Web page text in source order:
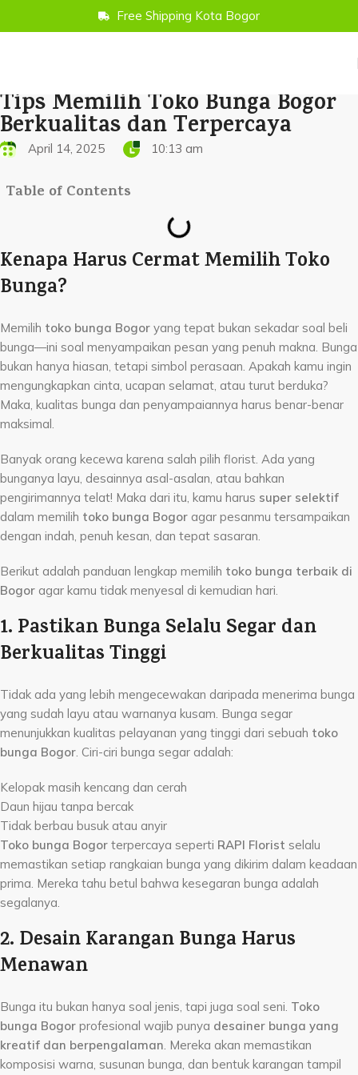
Free Shipping Kota Bogor
Tips Memilih Toko Bunga Bogor
Berkualitas dan Terpercaya
April 14, 2025 10:13 am
Table of Contents
Kenapa Harus Cermat Memilih Toko
Bunga?
Memilih toko bunga Bogor yang tepat bukan sekadar soal beli
bunga—ini soal menyampaikan pesan yang penuh makna. Bunga
bukan hanya hiasan, tetapi simbol perasaan. Apakah kamu ingin
mengungkapkan cinta, ucapan selamat, atau turut berduka?
Maka, kualitas bunga dan penyampaiannya harus benar-benar
maksimal.
Banyak orang kecewa karena salah pilih florist. Ada yang
bunganya layu, desainnya asal-asalan, atau bahkan
pengirimannya telat! Maka dari itu, kamu harus super selektif
dalam memilih toko bunga Bogor agar pesanmu tersampaikan
dengan indah, penuh kesan, dan tepat sasaran.
Berikut adalah panduan lengkap memilih toko bunga terbaik di
Bogor agar kamu tidak menyesal di kemudian hari.
1. Pastikan Bunga Selalu Segar dan
Berkualitas Tinggi
Tidak ada yang lebih mengecewakan daripada menerima bunga
yang sudah layu atau warnanya kusam. Bunga segar
menunjukkan kualitas pelayanan yang tinggi dari sebuah toko
bunga Bogor. Ciri-ciri bunga segar adalah:
Kelopak masih kencang dan cerah
Daun hijau tanpa bercak
Tidak berbau busuk atau anyir
Toko bunga Bogor terpercaya seperti RAPI Florist selalu
memastikan setiap rangkaian bunga yang dikirim dalam keadaan
prima. Mereka tahu betul bahwa kesegaran bunga adalah
segalanya.
2. Desain Karangan Bunga Harus
Menawan
Bunga itu bukan hanya soal jenis, tapi juga soal seni. Toko
bunga Bogor profesional wajib punya desainer bunga yang
kreatif dan berpengalaman. Mereka akan memastikan
komposisi warna, susunan bunga, dan bentuk karangan tampil